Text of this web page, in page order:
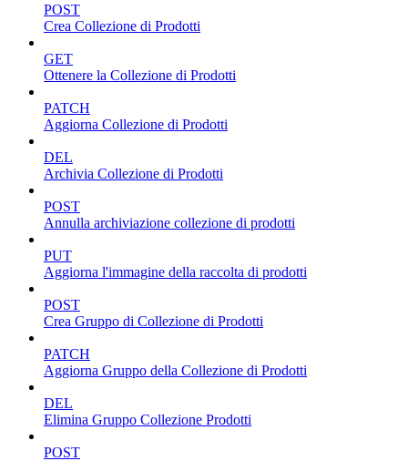
POST
Crea Collezione di Prodotti
GET
Ottenere la Collezione di Prodotti
PATCH
Aggiorna Collezione di Prodotti
DEL
Archivia Collezione di Prodotti
POST
Annulla archiviazione collezione di prodotti
PUT
Aggiorna l'immagine della raccolta di prodotti
POST
Crea Gruppo di Collezione di Prodotti
PATCH
Aggiorna Gruppo della Collezione di Prodotti
DEL
Elimina Gruppo Collezione Prodotti
POST